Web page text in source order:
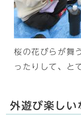
桜の花びらが舞
ったりして、と
外遊び楽しい